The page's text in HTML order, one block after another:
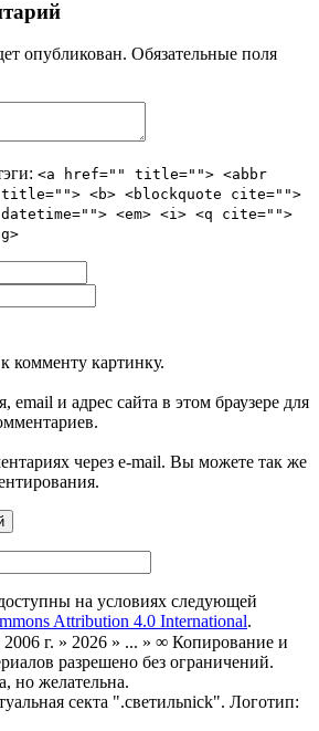
опубликован. Обязательные поля
<a href="" title=""> <abbr
<b> <blockquote cite="">
<em> <i> <q cite="">
комменту картинку.
email и адрес сайта в этом браузере для
через e-mail. Вы можете так же
на условиях следующей
Attribution 4.0 International.
г. » 2026 » ... » ∞ Копирование и
разрешено без ограничений.
но желательна.
секта ".светильnick". Логотип: